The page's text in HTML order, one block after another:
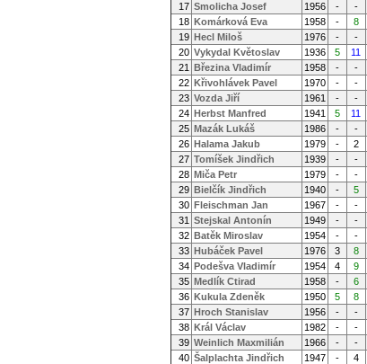
17 Smolicha Josef 1956 - -
18 Komárková Eva 1958 - 8
19 Hecl Miloš 1976 - -
20 Vykydal Květoslav 1936 5 11
21 Březina Vladimír 1958 - -
22 Křivohlávek Pavel 1970 - -
23 Vozda Jiří 1961 - -
24 Herbst Manfred 1941 5 11
25 Mazák Lukáš 1986 - -
26 Halama Jakub 1979 - 2
27 Tomíšek Jindřich 1939 - -
28 Miča Petr 1979 - -
29 Bielčík Jindřich 1940 - 5
30 Fleischman Jan 1967 - -
31 Stejskal Antonín 1949 - -
32 Batěk Miroslav 1954 - -
33 Hubáček Pavel 1976 3 8
34 Podešva Vladimír 1954 4 9
35 Medlík Ctirad 1958 - 6
36 Kukula Zdeněk 1950 5 8
37 Hroch Stanislav 1956 - -
38 Král Václav 1982 - -
39 Weinlich Maxmilián 1966 - -
40 Šalplachta Jindřich 1947 - 4